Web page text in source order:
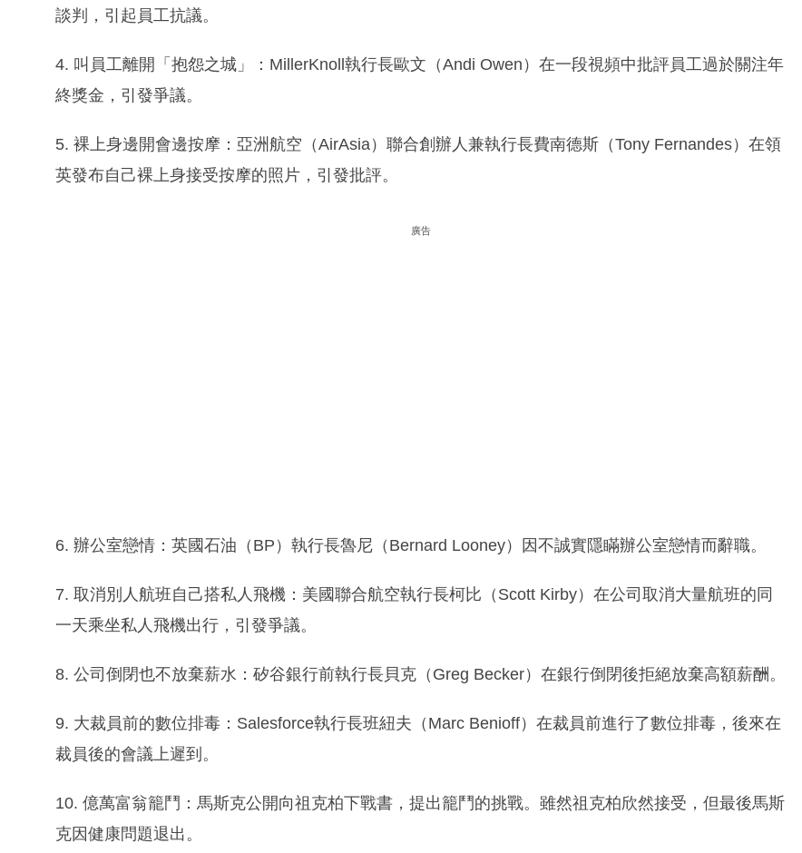
談判，引起員工抗議。
4. 叫員工離開「抱怨之城」：MillerKnoll執行長歐文（Andi Owen）在一段視頻中批評員工過於關注年
終獎金，引發爭議。
5. 裸上身邊開會邊按摩：亞洲航空（AirAsia）聯合創辦人兼執行長費南德斯（Tony Fernandes）在領
英發布自己裸上身接受按摩的照片，引發批評。
廣告
6. 辦公室戀情：英國石油（BP）執行長魯尼（Bernard Looney）因不誠實隱瞞辦公室戀情而辭職。
7. 取消別人航班自己搭私人飛機：美國聯合航空執行長柯比（Scott Kirby）在公司取消大量航班的同
一天乘坐私人飛機出行，引發爭議。
8. 公司倒閉也不放棄薪水：矽谷銀行前執行長貝克（Greg Becker）在銀行倒閉後拒絕放棄高額薪酬。
9. 大裁員前的數位排毒：Salesforce執行長班紐夫（Marc Benioff）在裁員前進行了數位排毒，後來在
裁員後的會議上遲到。
10. 億萬富翁籠鬥：馬斯克公開向祖克柏下戰書，提出籠鬥的挑戰。雖然祖克柏欣然接受，但最後馬斯
克因健康問題退出。